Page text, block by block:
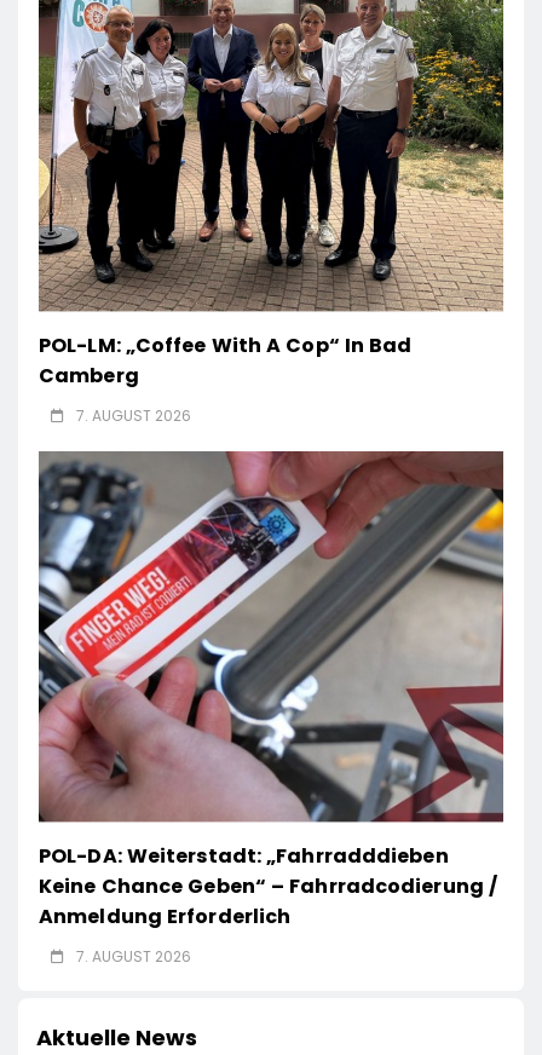
POL-LM: „Coffee With A Cop“ In Bad
Camberg
7. AUGUST 2026
POL-DA: Weiterstadt: „Fahrradddieben
Keine Chance Geben“ – Fahrradcodierung /
Anmeldung Erforderlich
7. AUGUST 2026
Aktuelle News